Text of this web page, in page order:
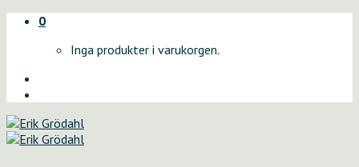
Skip
0
Inga produkter i varukorgen.